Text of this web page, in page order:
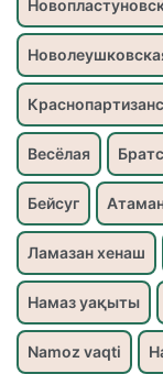
Весёлая
Бейсуг
Ламазан хенаш
Намаз уақыты
Namoz vaqti